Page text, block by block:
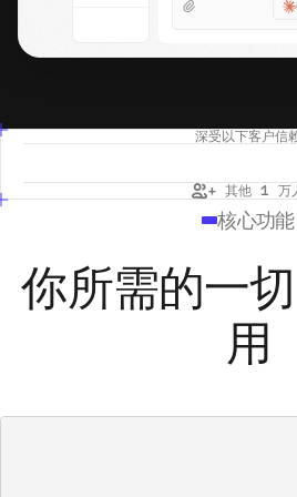
深受以下客户信
+ 其他 1 万
核心功能
你所需的一切
用